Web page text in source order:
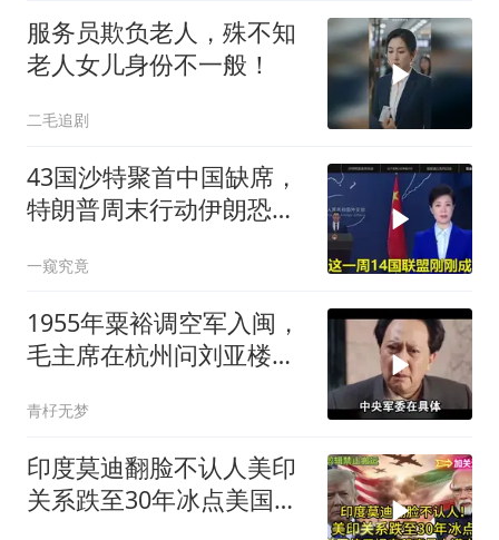
服务员欺负老人，殊不知
老人女儿身份不一般！
二毛追剧
43国沙特聚首中国缺席，
特朗普周末行动伊朗恐遭
一窥究竟
1955年粟裕调空军入闽，
毛主席在杭州问刘亚楼：
青杍无梦
印度莫迪翻脸不认人美印
关系跌至30年冰点美国终